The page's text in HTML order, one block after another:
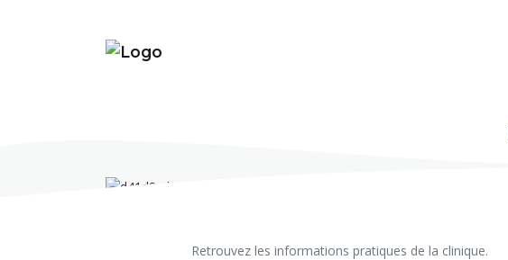
Retrouvez les informations pratiques de la clinique.